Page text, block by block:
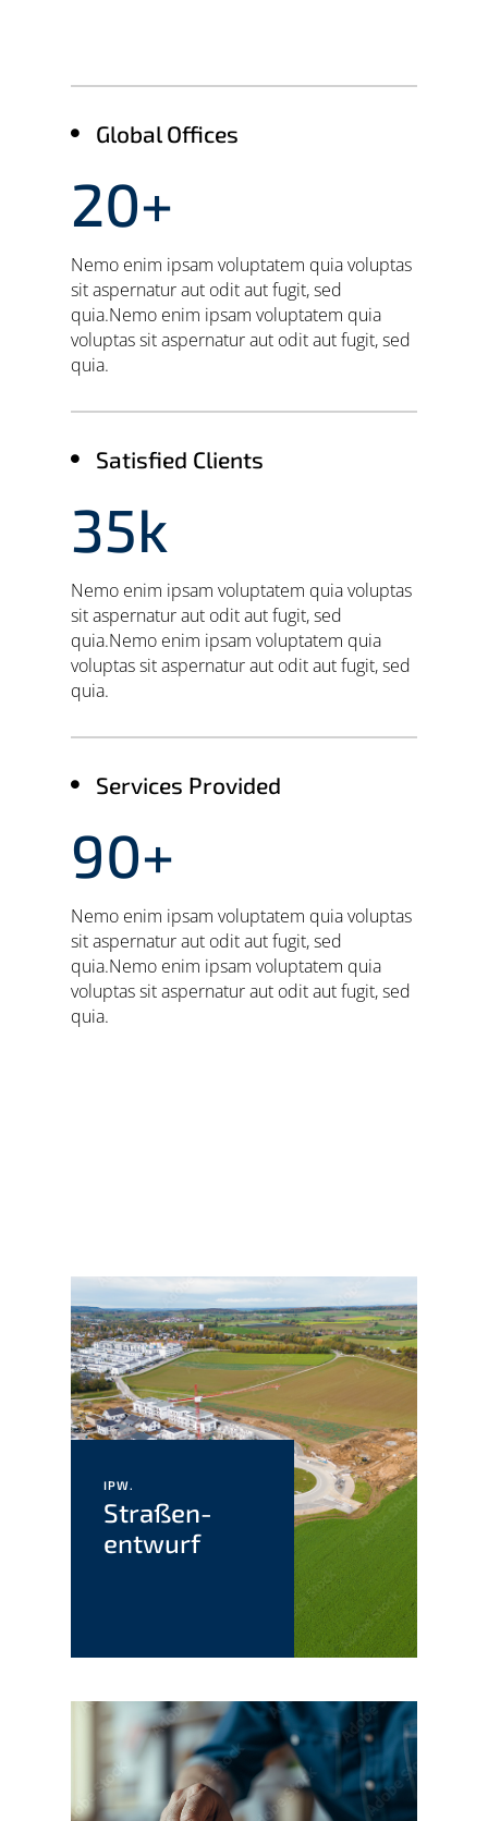
 Global Offices
20+
Nemo enim ipsam voluptatem quia voluptas
sit aspernatur aut odit aut fugit, sed
quia.Nemo enim ipsam voluptatem quia
voluptas sit aspernatur aut odit aut fugit, sed
quia.
 Satisfied Clients
35k
Nemo enim ipsam voluptatem quia voluptas
sit aspernatur aut odit aut fugit, sed
quia.Nemo enim ipsam voluptatem quia
voluptas sit aspernatur aut odit aut fugit, sed
quia.
 Services Provided
90+
Nemo enim ipsam voluptatem quia voluptas
sit aspernatur aut odit aut fugit, sed
quia.Nemo enim ipsam voluptatem quia
voluptas sit aspernatur aut odit aut fugit, sed
quia.
IPW.
Straßen­
entwurf